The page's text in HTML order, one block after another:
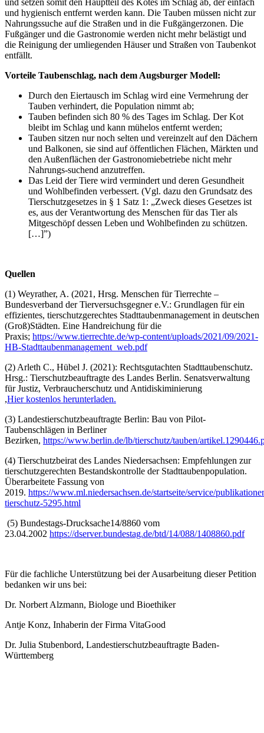
und setzen somit den Hauptteil des Kotes im Schlag ab, der einfach
und hygienisch entfernt werden kann. Die Tauben müssen nicht zur
Nahrungssuche auf die Straßen und in die Fußgängerzonen. Die
Fußgänger und die Gastronomie werden nicht mehr belästigt und
die Reinigung der umliegenden Häuser und Straßen von Taubenkot
entfällt.
Vorteile Taubenschlag, nach dem Augsburger Modell:
Durch den Eiertausch im Schlag wird eine Vermehrung der
Tauben verhindert, die Population nimmt ab;
Tauben befinden sich 80 % des Tages im Schlag. Der Kot
bleibt im Schlag und kann mühelos entfernt werden;
Tauben sitzen nur noch selten und vereinzelt auf den Dächern
und Balkonen, sie sind auf öffentlichen Flächen, Märkten und
den Außenflächen der Gastronomiebetriebe nicht mehr
Nahrungs-suchend anzutreffen.
Das Leid der Tiere wird vermindert und deren Gesundheit
und Wohlbefinden verbessert. (Vgl. dazu den Grundsatz des
Tierschutzgesetzes in § 1 Satz 1: „Zweck dieses Gesetzes ist
es, aus der Verantwortung des Menschen für das Tier als
Mitgeschöpf dessen Leben und Wohlbefinden zu schützen.
[…]”)
Quellen
(1) Weyrather, A. (2021, Hrsg. Menschen für Tierrechte –
Bundesverband der Tierversuchsgegner e.V.: Grundlagen für ein
effizientes, tierschutzgerechtes Stadttaubenmanagement in deutschen
(Groß)Städten. Eine Handreichung für die
Praxis; https://www.tierrechte.de/wp-content/uploads/2021/09/2021-
HB-Stadttaubenmanagement_web.pdf
(2) Arleth C., Hübel J. (2021): Rechtsgutachten Stadttaubenschutz.
Hrsg.: Tierschutzbeauftragte des Landes Berlin. Senatsverwaltung
für Justiz, Verbraucherschutz und Antidiskiminierung
,Hier kostenlos herunterladen.
(3) Landestierschutzbeauftragte Berlin: Bau von Pilot-
Taubenschlägen in Berliner
Bezirken, https://www.berlin.de/lb/tierschutz/tauben/
(4) Tierschutzbeirat des Landes Niedersachsen: Empfehlungen zur
tierschutzgerechten Bestandskontrolle der Stadttaubenpopulation.
Überarbeitete Fassung von
2019. https://www.ml.niedersachsen.de/startseite/service/
tierschutz-5295.html
(5) Bundestags-Drucksache14/8860 vom
23.04.2002 https://dserver.bundestag.de/btd/14/088/1408860.pdf
Für die fachliche Unterstützung bei der Ausarbeitung dieser Petition
bedanken wir uns bei:
Dr. Norbert Alzmann, Biologe und Bioethiker
Antje Konz, Inhaberin der Firma VitaGood
Dr. Julia Stubenbord, Landestierschutzbeauftragte Baden-
Württemberg